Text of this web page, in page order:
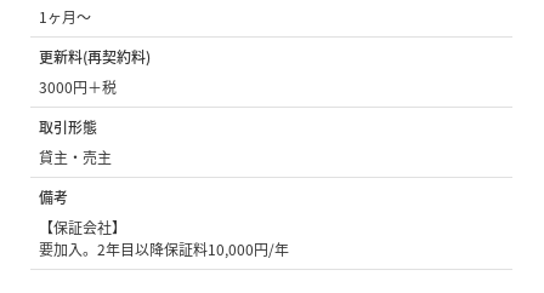
1ヶ月〜
更新料(再契約料)
3000円＋税
取引形態
貸主・売主
備考
【保証会社】
要加入。2年目以降保証料10,000円/年